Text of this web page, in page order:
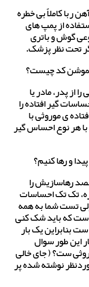
ربا کاملاً بی خطره
از پمپ های
گوش و باتری
تحت نظر پزشک.
کد چیست؟
از پدر، مادر یا
گیر افتاده را
ی موروثی با
با هر نوع احساس گیر
و رها کنیم؟
رهاسازیش را
تک تک احساسات
تست شما به همه
که باید شک کنی
بنابراین یک بار
این طور سوال
ست؟ ( جای خالی
نوشته شده پر